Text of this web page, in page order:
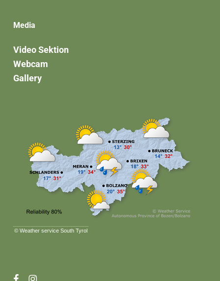
Media
Video Sektion
Webcam
Gallery
© Weather service South Tyrol
facebookinstagram